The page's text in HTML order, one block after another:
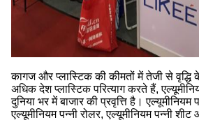
कागज और प्लास्टिक की कीमतों में तेजी से
अधिक देश प्लास्टिक परित्याग करते हैं,
दुनिया भर में बाजार की प्रवृत्ति है। एल्यूमीनियम
एल्यूमीनियम पन्नी रोलर, एल्यूमीनियम पन्नी